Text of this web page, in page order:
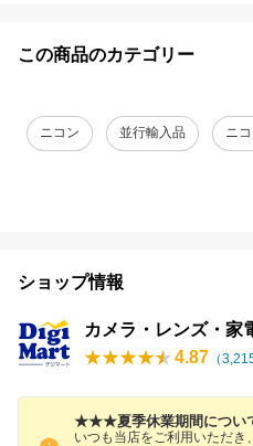
この商品のカテゴリー
ニコン 並行輸入品 ニ
ショップ情報
カメラ・レンズ・家
4.87 （
★★★夏季休業期間につ
いつも当店をご利用いただき